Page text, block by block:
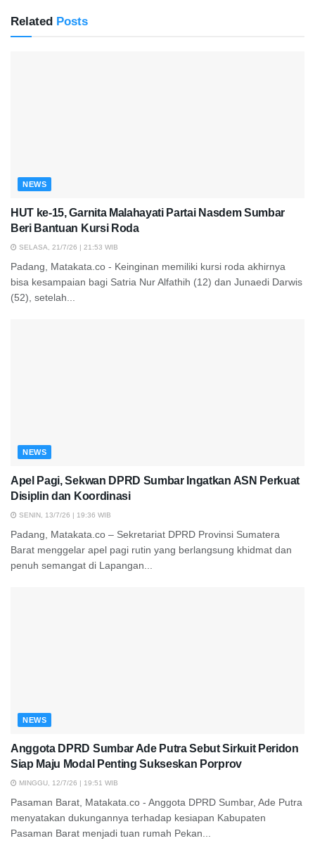
Related Posts
NEWS
HUT ke-15, Garnita Malahayati Partai Nasdem Sumbar
Beri Bantuan Kursi Roda
SELASA, 21/7/26 | 21:53 WIB
Padang, Matakata.co - Keinginan memiliki kursi roda akhirnya
bisa kesampaian bagi Satria Nur Alfathih (12) dan Junaedi Darwis
(52), setelah...
NEWS
Apel Pagi, Sekwan DPRD Sumbar Ingatkan ASN Perkuat
Disiplin dan Koordinasi
SENIN, 13/7/26 | 19:36 WIB
Padang, Matakata.co – Sekretariat DPRD Provinsi Sumatera
Barat menggelar apel pagi rutin yang berlangsung khidmat dan
penuh semangat di Lapangan...
NEWS
Anggota DPRD Sumbar Ade Putra Sebut Sirkuit Peridon
Siap Maju Modal Penting Sukseskan Porprov
MINGGU, 12/7/26 | 19:51 WIB
Pasaman Barat, Matakata.co - Anggota DPRD Sumbar, Ade Putra
menyatakan dukungannya terhadap kesiapan Kabupaten
Pasaman Barat menjadi tuan rumah Pekan...